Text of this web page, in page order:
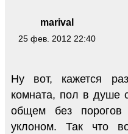
marival
25 фев. 2012 22:40
Ну вот, кажется
комната, пол в душе
общем без
уклоном. Так что